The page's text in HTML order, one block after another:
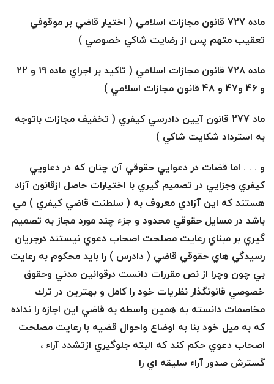
ماده 727 قانون مجازات اسلامي ( اختيار قاضي بر موقوفي
تعقيب متهم پس از رضايت شاكي خصوصي )
ماده 728 قانون مجازات اسلامي ( تاكيد بر اجراي ماده 19 و 22
و 46 و47 و 48 قانون مجازات اسلامي )
ماد 277 قانون آيين دادرسي كيفري ( تخفيف مجازات باتوجه
به استرداد شكايت شاكي )
و . . . اما قضات در دعوايي حقوقي آن چنان كه در دعاويي
كيفري وجزايي در تصميم گيري با اختيارات حاصل ازقانون آزاد
هستند كه اين آزادي معروف به ( سلطنت قاضي كيفري ) مي
باشد در مسايل حقوقي محدود و جزء چند مورد مجاز به تصميم
گيري بر مبناي رعايت مصلحت اصحاب دعوي نيستند درجريان
رسيدگي هاي حقوقي قاضي ( دادرس ) را بايد محكوم به رعايت
بي چون وچرا از نص مقررات دانست درقوانين مدني وحقوق
خصوصي قانونگذار نظريات خود را كامل و بهترين در ترك
مخاصمات دانسته به همين واسطه به قاضي اين اجازه را نداده
كه به ميل خود بنا به اوضاع واحوال قضيه با رعايت مصلحت
اصحاب دعوي حكم كند كه البته جلوگيري ازتشدد آراء ،
گسترش صدور آراء سليقه اي را